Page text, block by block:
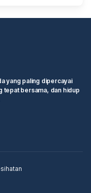
yang paling dipercayai
tepat bersama, dan hidup